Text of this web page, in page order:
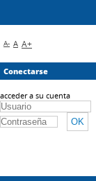
A- A A+
Conectarse
acceder a su cuenta